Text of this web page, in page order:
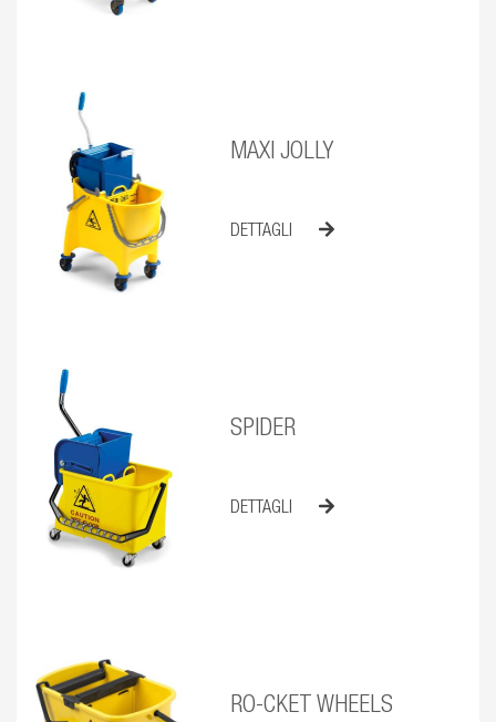
MAXI JOLLY
DETTAGLI
SPIDER
DETTAGLI
RO-CKET WHEELS